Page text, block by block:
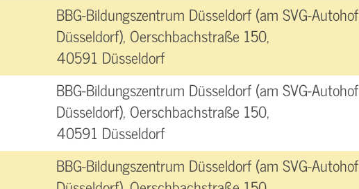
BBG-Bildungszentrum Düsseldorf (am SVG-Autohof
Düsseldorf), Oerschbachstraße 150,
40591 Düsseldorf
BBG-Bildungszentrum Düsseldorf (am SVG-Autohof
Düsseldorf), Oerschbachstraße 150,
40591 Düsseldorf
BBG-Bildungszentrum Düsseldorf (am SVG-Autohof